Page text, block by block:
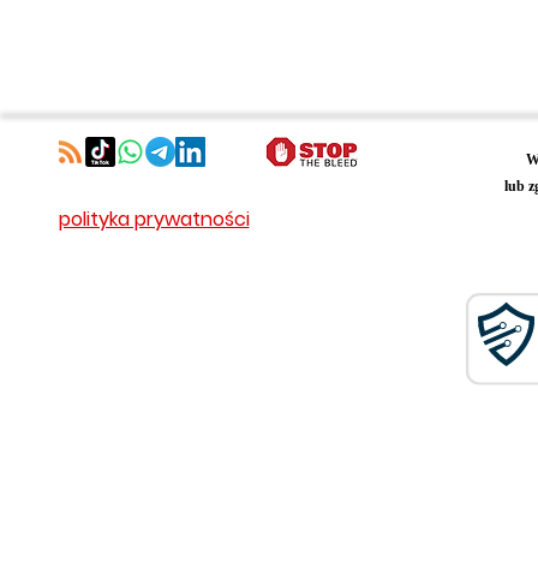
lub
polityka prywatności